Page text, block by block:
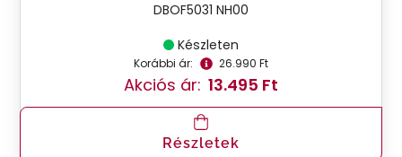
DBOF5031 NH00
Készleten
Korábbi ár: 26.990 Ft
Akciós ár: 13.495 Ft
Részletek